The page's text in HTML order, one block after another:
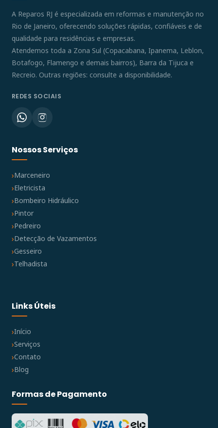
A Reparos RJ é especializada em reformas e manutenção no
Rio de Janeiro, oferecendo soluções rápidas, confiáveis e de
qualidade para residências e empresas.
Atendemos toda a Zona Sul (Copacabana, Ipanema, Leblon,
Botafogo, Flamengo e demais bairros), Barra da Tijuca e
Recreio. Outras regiões: consulte a disponibilidade.
REDES SOCIAIS
Nossos Serviços
Marceneiro
Eletricista
Bombeiro Hidráulico
Pintor
Pedreiro
Detecção de Vazamentos
Gesseiro
Telhadista
Links Úteis
Início
Serviços
Contato
Blog
Formas de Pagamento